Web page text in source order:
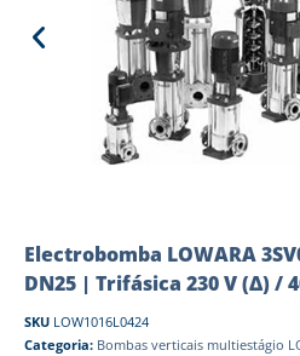
Electrobomba LOWARA
DN25 | Trifásica 230 V (Δ) /
SKU LOW1016L0424
Categoria: Bombas verticais multiestágio